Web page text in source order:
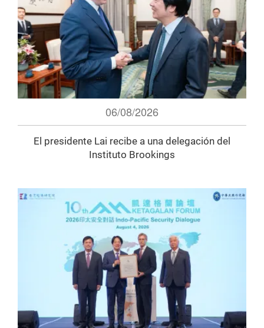
06/08/2026
El presidente Lai recibe a una delegación del
Instituto Brookings